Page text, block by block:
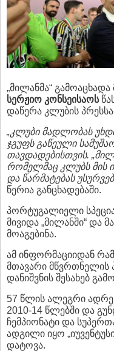
„მილანმა“
სერჟიო კონსეისაოს
დაწერა კლუბის
„კლუბი მადლობას
ჯგუფს გაწეული
თავდადებისთვის. „
რომელმაც კლუბს მის
და წარმატებას
წერია განცხადებაში.
პორტუგალიელი
მივიდა „მილანში“ და
მოაგებინა.
ამ ინფორმაციიდან
მთავარი მწვრთნელის
დანიშვნის შესახებ
57 წლის ალეგრი ადრე
2010-14 წლებში და
ჩემპიონატი და
ადგილი იყო
დატოვა.